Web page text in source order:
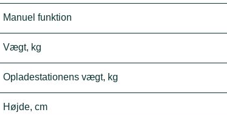
Manuel funktion
Vægt, kg
Opladestationens vægt, kg
Højde, cm